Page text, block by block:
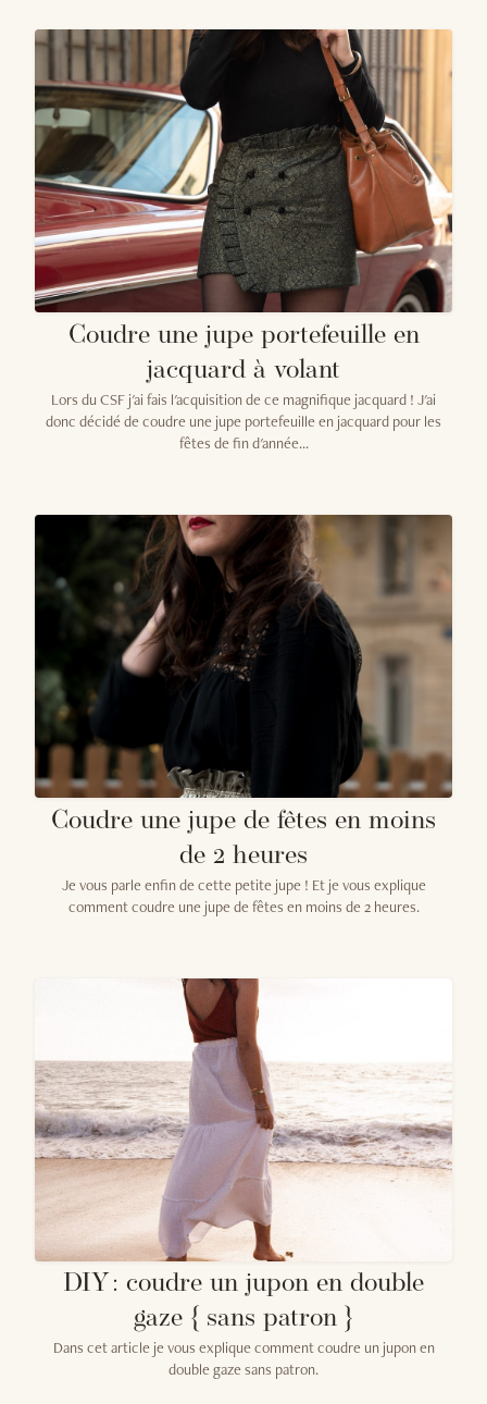
Coudre une jupe portefeuille en
jacquard à volant
Lors du CSF j'ai fais l'acquisition de ce magnifique jacquard ! J'ai
donc décidé de coudre une jupe portefeuille en jacquard pour les
fêtes de fin d'année...
Coudre une jupe de fêtes en moins
de 2 heures
Je vous parle enfin de cette petite jupe ! Et je vous explique
comment coudre une jupe de fêtes en moins de 2 heures.
DIY : coudre un jupon en double
gaze { sans patron }
Dans cet article je vous explique comment coudre un jupon en
double gaze sans patron.